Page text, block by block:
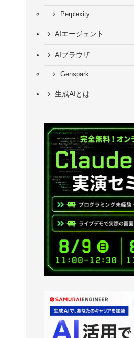
Perplexity
AIエージェント
AIブラウザ
Genspark
生成AIとは